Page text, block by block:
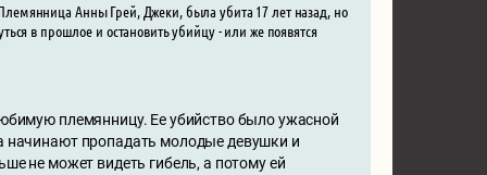
Анны Грей, Джеки, была убита 17 лет назад, но
в прошлое и остановить убийцу - или же появятся
племянницу. Ее убийство было ужасной
начинают пропадать молодые девушки и
не может видеть гибель, а потому ей